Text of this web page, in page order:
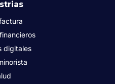
digitales